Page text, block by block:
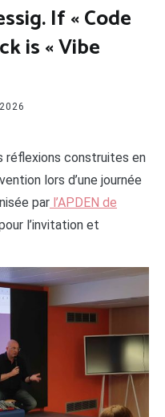
If « Code
is « Vibe
réflexions construites en
lors d’une journée
par l’APDEN de
l’invitation et